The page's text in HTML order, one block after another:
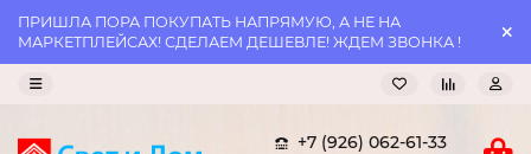
ПРИШЛА ПОРА ПОКУПАТЬ НАПРЯМУЮ, А НЕ НА
МАРКЕТПЛЕЙСАХ! СДЕЛАЕМ ДЕШЕВЛЕ! ЖДЕМ ЗВОНКА !
+7 (926) 062-61-33